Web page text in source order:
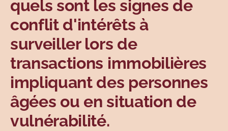
quels sont les signes de
conflit d'intérêts à
surveiller lors de
transactions immobilières
impliquant des personnes
âgées ou en situation de
vulnérabilité.